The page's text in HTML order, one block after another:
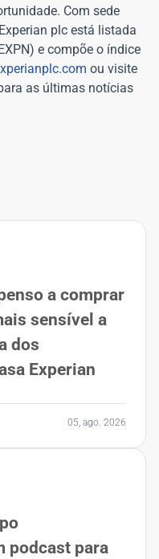
Com sede
plc está listada
e compõe o índice
ou visite
as últimas notícias
a comprar
sensível a
dos
Experian
05, ago. 2026
podcast para